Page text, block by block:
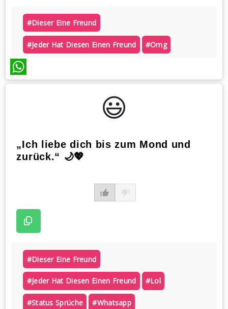
#dieser Eine Freund
#jeder Hat Diesen Einen Freund #omg
WhatsApp
😃️
„Ich liebe dich bis zum Mond und
zurück.“ 🌙💖
#dieser Eine Freund
#jeder Hat Diesen Einen Freund #lol
#status Sprüche #whatsapp